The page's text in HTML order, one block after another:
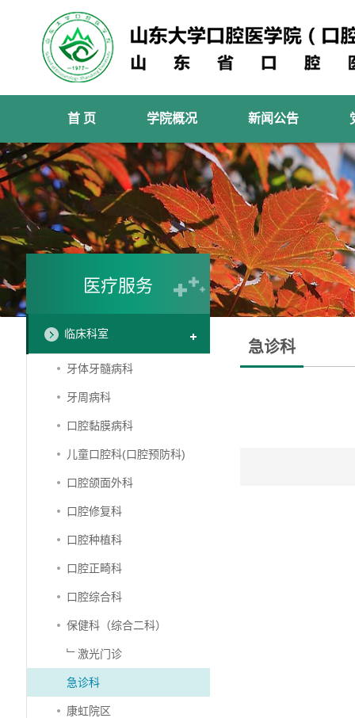
首 页 学院概况 新闻公告
医疗服务
临床科室
牙体牙髓病科
牙周病科
口腔黏膜病科
儿童口腔科(口腔预防科)
口腔颌面外科
口腔修复科
口腔种植科
口腔正畸科
口腔综合科
保健科（综合二科）
﹂激光门诊
急诊科
康虹院区
急诊科